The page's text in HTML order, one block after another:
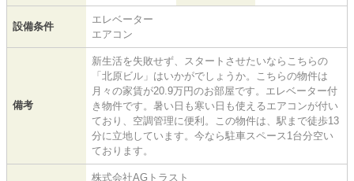
設備条件
エレベーター
エアコン
備考
新生活を失敗せず、スタートさせたいならこちらの
「北原ビル」はいかがでしょうか。こちらの物件は
月々の家賃が20.9万円のお部屋です。エレベーター付
き物件です。暑い日も寒い日も使えるエアコンが付い
ており、空調管理に便利。この物件は、駅まで徒歩13
分に立地しています。今なら駐車スペース1台分空い
ております。
株式会社AGトラスト